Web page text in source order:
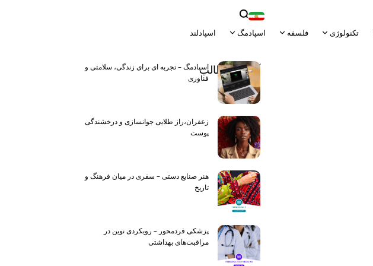
تکنولوژی فلسفه اسپادمگ اسپادلند
Latest
آخرین مطالباسپادمگ – تجربه ای برای زندگی، سلامتی و
فناوری
زعفران،راز طلایی جوانسازی و درخشندگی
پوست
هنر صنایع دستی – سفری در میان فرهنگ و
تاریخ
پزشکی فردمحور – رویکردی نوین در
مراقبت‌های بهداشتی